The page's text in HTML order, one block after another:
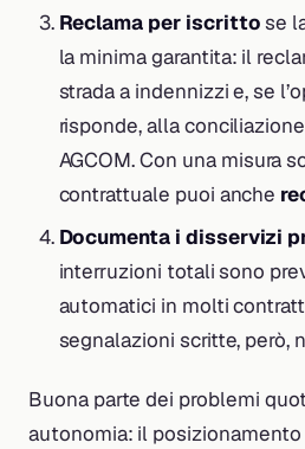
Reclama per iscrittose
la minima garantita: il
strada a indennizzi e, se
risponde, alla
AGCOM. Con una misura
contrattuale puoi anche
Documenta i disservizi
interruzioni totali sono
automatici in molti
segnalazioni scritte, però,
Buona parte dei problemi
autonomia: il